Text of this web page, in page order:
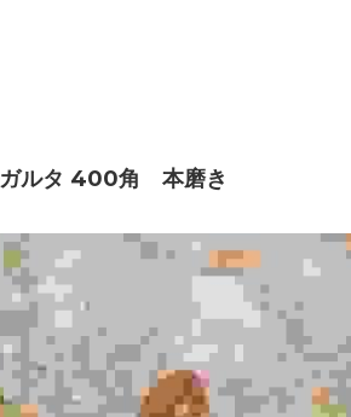
ルタ 400角　本磨き